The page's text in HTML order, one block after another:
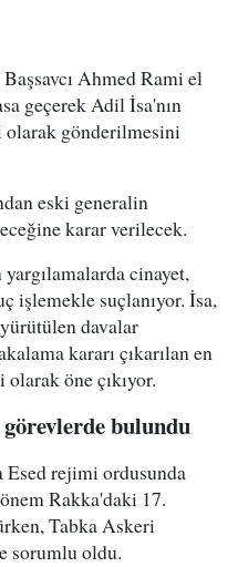
Ahmed Rami el
geçerek Adil İsa'nın
olarak gönderilmesini
eski generalin
karar verilecek.
cinayet,
işlemekle suçlanıyor. İsa,
davalar
kararı çıkarılan en
öne çıkıyor.
bulundu
Esed rejimi ordusunda
Rakka'daki 17.
Tabka Askeri
sorumlu oldu.